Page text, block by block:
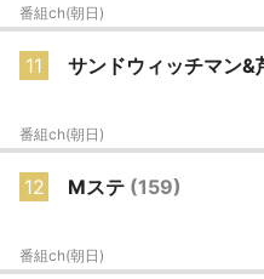
番組ch(朝日)
11 サンドウィッチマン&
番組ch(朝日)
12 Mステ (159)
番組ch(朝日)